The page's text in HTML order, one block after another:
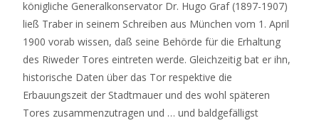
königliche Generalkonservator Dr. Hugo Graf (1897-1907)
ließ Traber in seinem Schreiben aus München vom 1. April
1900 vorab wissen, daß seine Behörde für die Erhaltung
des Riweder Tores eintreten werde. Gleichzeitig bat er ihn,
historische Daten über das Tor respektive die
Erbauungszeit der Stadtmauer und des wohl späteren
Tores zusammenzutragen und … und baldgefälligst